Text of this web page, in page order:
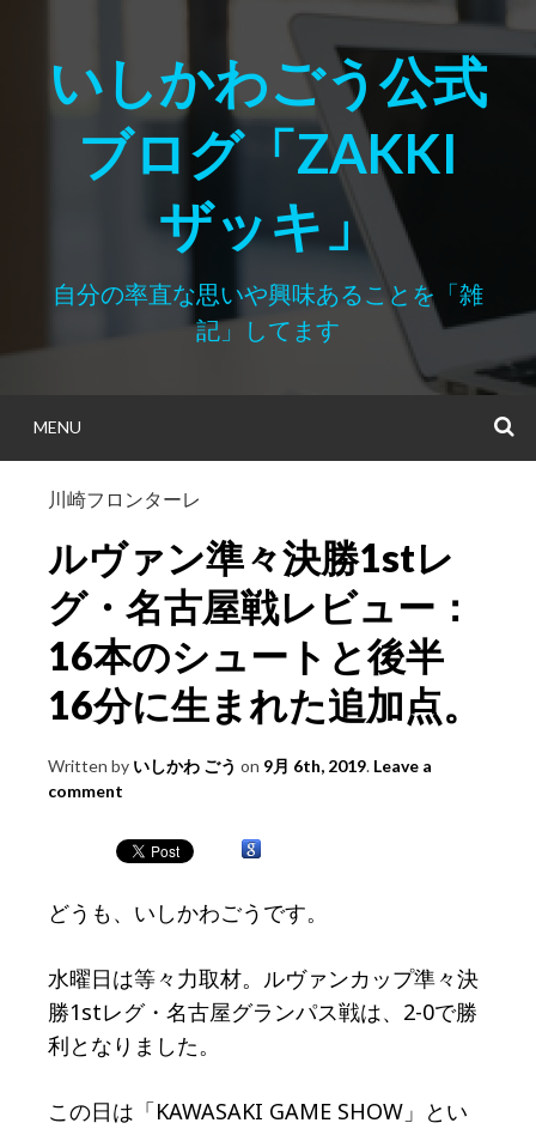
contentいしかわごう公式
ブログ「ZAKKI
ザッキ」
自分の率直な思いや興味あることを「雑
記」してます
MENU
川崎フロンターレ
ルヴァン準々決勝1stレ
グ・名古屋戦レビュー：
16本のシュートと後半
16分に生まれた追加点。
Written by いしかわ ごう on 9月 6th, 2019. Leave a
comment
どうも、いしかわごうです。
水曜日は等々力取材。ルヴァンカップ準々決
勝1stレグ・名古屋グランパス戦は、2-0で勝
利となりました。
この日は「KAWASAKI GAME SHOW」とい